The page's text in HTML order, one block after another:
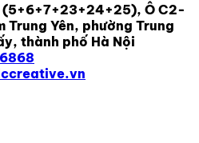
(5+6+7+23+24+25), Ô C2-
Trung Yên, phường Trung
thành phố Hà Nội